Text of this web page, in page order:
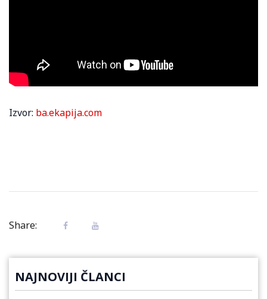
Izvor: ba.ekapija.com
Share:
NAJNOVIJI ČLANCI